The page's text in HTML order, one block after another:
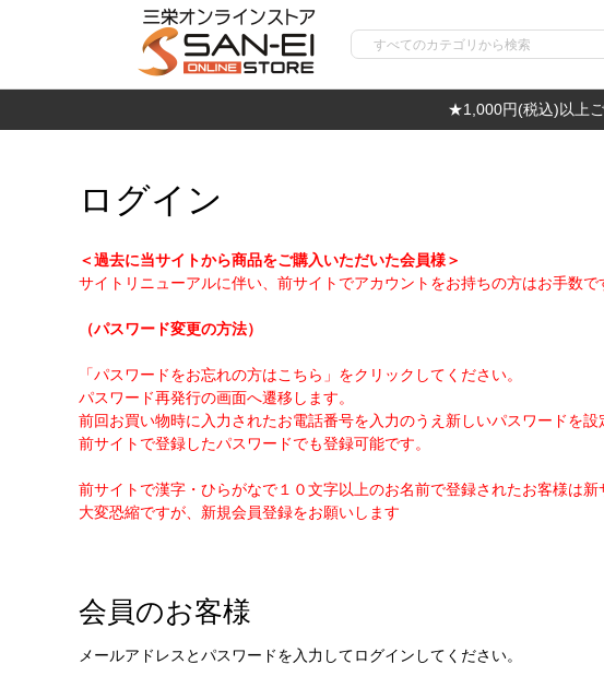
★1,000円(税込)以上
ログイン
＜過去に当サイトから商品をご購入いただいた会員様＞
サイトリニューアルに伴い、前サイトでアカウントをお持ちの方はお手数で
（パスワード変更の方法）
「パスワードをお忘れの方はこちら」をクリックしてください。
パスワード再発行の画面へ遷移します。
前回お買い物時に入力されたお電話番号を入力のうえ新しいパスワードを設
前サイトで登録したパスワードでも登録可能です。
前サイトで漢字・ひらがなで１０文字以上のお名前で登録されたお客様は新
大変恐縮ですが、新規会員登録をお願いします
会員のお客様
メールアドレスとパスワードを入力してログインしてください。